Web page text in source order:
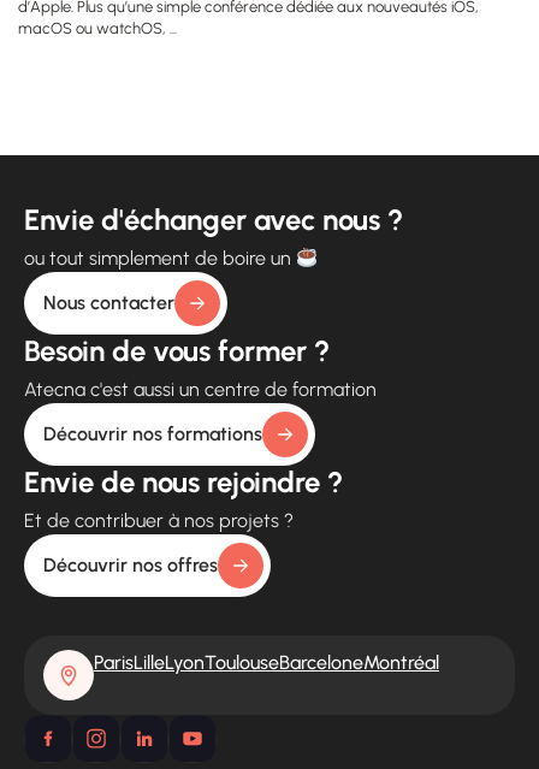
d’Apple. Plus qu’une simple conférence dédiée aux nouveautés iOS,
macOS ou watchOS, ...
Envie d'échanger avec nous ?
ou tout simplement de boire un
Nous contacter
Besoin de vous former ?
Atecna c'est aussi un centre de formation
Découvrir nos formations
Envie de nous rejoindre ?
Et de contribuer à nos projets ?
Découvrir nos offres
ParisLilleLyonToulouseBarceloneMontréal